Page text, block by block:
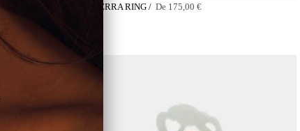
TERRA RING / De 175,00 €